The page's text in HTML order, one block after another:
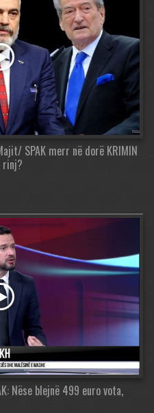
SPAK merr në dorë KRIMIN
rinj?
Nëse blejnë 499 euro vota,